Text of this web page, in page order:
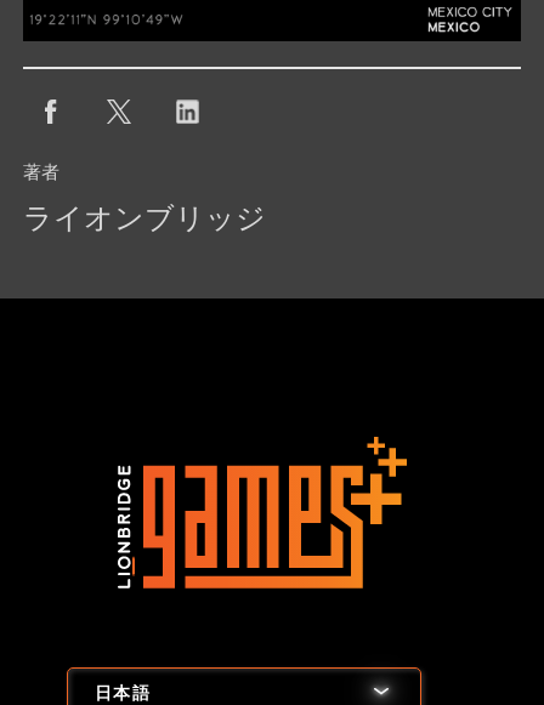
著者
ライオンブリッジ
日本語